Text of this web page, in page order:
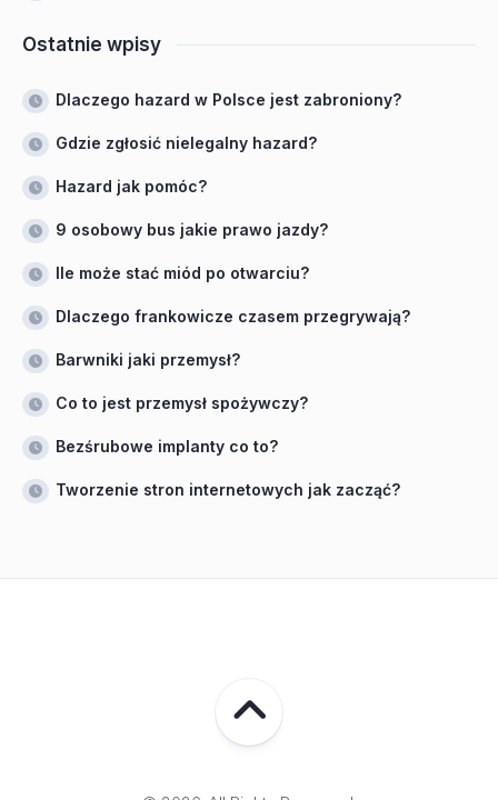
Ostatnie wpisy
Dlaczego hazard w Polsce jest zabroniony?
Gdzie zgłosić nielegalny hazard?
Hazard jak pomóc?
9 osobowy bus jakie prawo jazdy?
Ile może stać miód po otwarciu?
Dlaczego frankowicze czasem przegrywają?
Barwniki jaki przemysł?
Co to jest przemysł spożywczy?
Bezśrubowe implanty co to?
Tworzenie stron internetowych jak zacząć?